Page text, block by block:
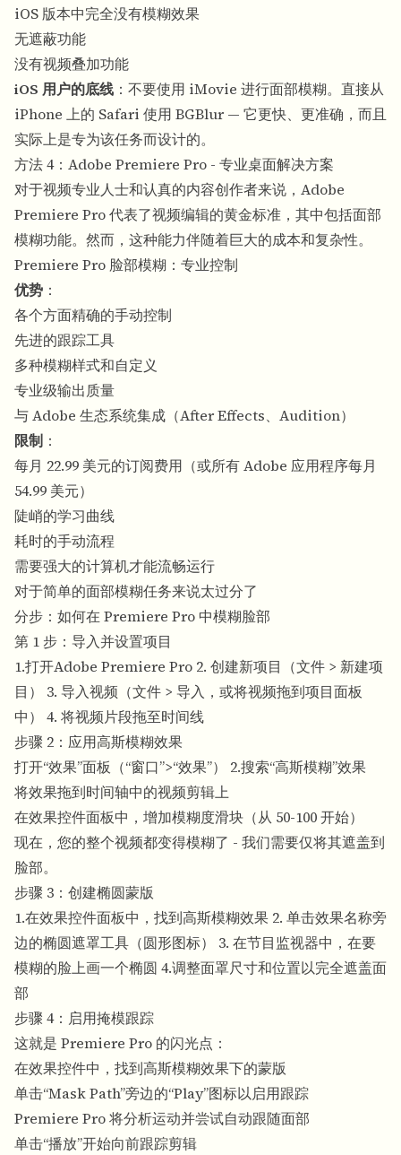
iOS 版本中完全没有模糊效果
无遮蔽功能
没有视频叠加功能
iOS 用户的底线 ：不要使用 iMovie 进行面部模糊。直接从
iPhone 上的 Safari 使用 BGBlur — 它更快、更准确，而且
实际上是专为该任务而设计的。
方法 4：Adobe Premiere Pro - 专业桌面解决方案
对于视频专业人士和认真的内容创作者来说，Adobe
Premiere Pro 代表了视频编辑的黄金标准，其中包括面部
模糊功能。然而，这种能力伴随着巨大的成本和复杂性。
Premiere Pro 脸部模糊：专业控制
优势 ：
各个方面精确的手动控制
先进的跟踪工具
多种模糊样式和自定义
专业级输出质量
与 Adobe 生态系统集成（After Effects、Audition）
限制 ：
每月 22.99 美元的订阅费用（或所有 Adobe 应用程序每月
54.99 美元）
陡峭的学习曲线
耗时的手动流程
需要强大的计算机才能流畅运行
对于简单的面部模糊任务来说太过分了
分步：如何在 Premiere Pro 中模糊脸部
第 1 步：导入并设置项目
1.打开Adobe Premiere Pro 2. 创建新项目（文件 > 新建项
目） 3. 导入视频（文件 > 导入，或将视频拖到项目面板
中） 4. 将视频片段拖至时间线
步骤 2：应用高斯模糊效果
打开“效果”面板（“窗口”>“效果”） 2.搜索“高斯模糊”效果
将效果拖到时间轴中的视频剪辑上
在效果控件面板中，增加模糊度滑块（从 50-100 开始）
现在，您的整个视频都变得模糊了 - 我们需要仅将其遮盖到
脸部。
步骤 3：创建椭圆蒙版
1.在效果控件面板中，找到高斯模糊效果 2. 单击效果名称旁
边的椭圆遮罩工具（圆形图标） 3. 在节目监视器中，在要
模糊的脸上画一个椭圆 4.调整面罩尺寸和位置以完全遮盖面
部
步骤 4：启用掩模跟踪
这就是 Premiere Pro 的闪光点：
在效果控件中，找到高斯模糊效果下的蒙版
单击“Mask Path”旁边的“Play”图标以启用跟踪
Premiere Pro 将分析运动并尝试自动跟随面部
单击“播放”开始向前跟踪剪辑